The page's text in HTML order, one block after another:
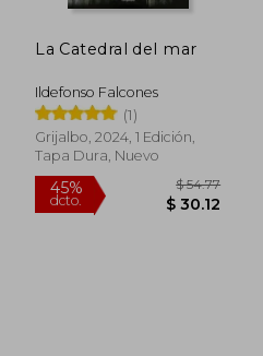
La Catedral del mar
Ildefonso Falcones
(1)
Grijalbo, 2024, 1 Edición,
Tapa Dura, Nuevo